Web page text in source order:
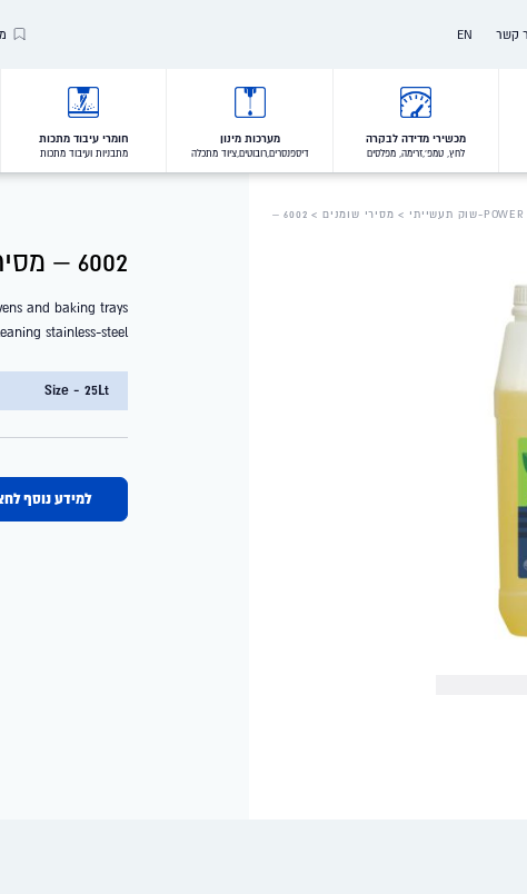
קשר EN
Our Clients
מכשירי מדידה לבקרה
לחץ, טמפ',זרימה, מפלסים
מערכות מינון
דיספנסרים,רובוטים,ציוד מתכלה
חומרי עיבוד מתכות
מתבניות ועיבוד מתכות
POWER-שוק תעשייתי > מסירי שומנים
> 6002 –
6002 – מסיר שומנים לציוד חקלאי
and baking trays
stainless-steel
Size - 25Lt
למידע נוסף